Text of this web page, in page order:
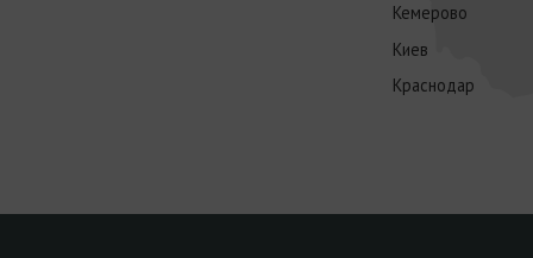
Кемерово
Киев
Краснодар